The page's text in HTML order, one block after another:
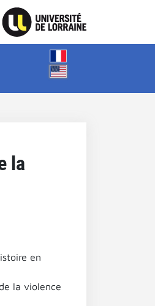
la
en
la violence